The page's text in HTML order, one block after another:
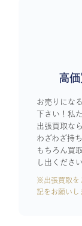
高
お売りにな
下さい！私
出張買取な
わざわざ持
もちろん買
し出ください
※出張買取を
記をお願いし